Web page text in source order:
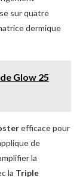
sur quatre
dermique
Glow 25
efficace pour
de
la
la Triple